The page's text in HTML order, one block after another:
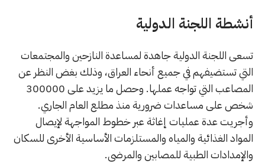
أنشطة اللجنة الدولية
تسعى اللجنة الدولية جاهدة لمساعدة النازحين والمجتمعات
التي تستضيفهم في جميع أنحاء العراق، وذلك بغض النظر عن
المصاعب التي تواجه عملها. وحصل ما يزيد على 300000
شخص على مساعدات ضرورية منذ مطلع العام الجاري.
وأجريت عدة عمليات إغاثة عبر خطوط المواجهة لإيصال
المواد الغذائية والمياه والمستلزمات الأساسية الأخرى للسكان
والإمدادات الطبية للمصابين والمرضى.